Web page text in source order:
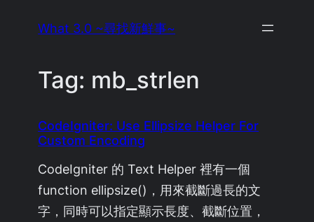
What 3.0 ~尋找新鮮事~
Tag: mb_strlen
CodeIgniter: Use Ellipsize Helper For
Custom Encoding
CodeIgniter 的 Text Helper 裡有一個
function ellipsize()，用來截斷過長的文
字，同時可以指定顯示長度、截斷位置，